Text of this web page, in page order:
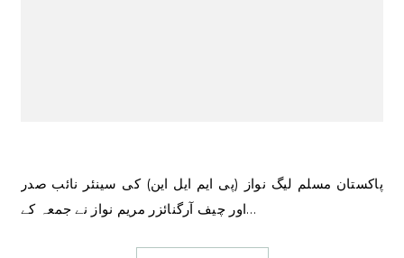
پاکستان مسلم لیگ نواز (پی ایم ایل این) کی سینئر نائب صدر
اور چیف آرگنائزر مریم نواز نے جمعہ کے…